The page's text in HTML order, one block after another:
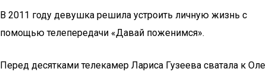
В 2011 году девушка решила устроить личную жизнь с
помощью телепередачи «Давай поженимся».
Перед десятками телекамер Лариса Гузеева сватала к Оле